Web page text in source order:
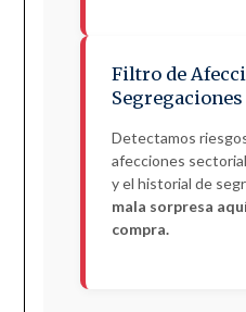
Filtro de
Segregaciones
Detectamos
afecciones
y el historial de
mala sorpresa
compra.